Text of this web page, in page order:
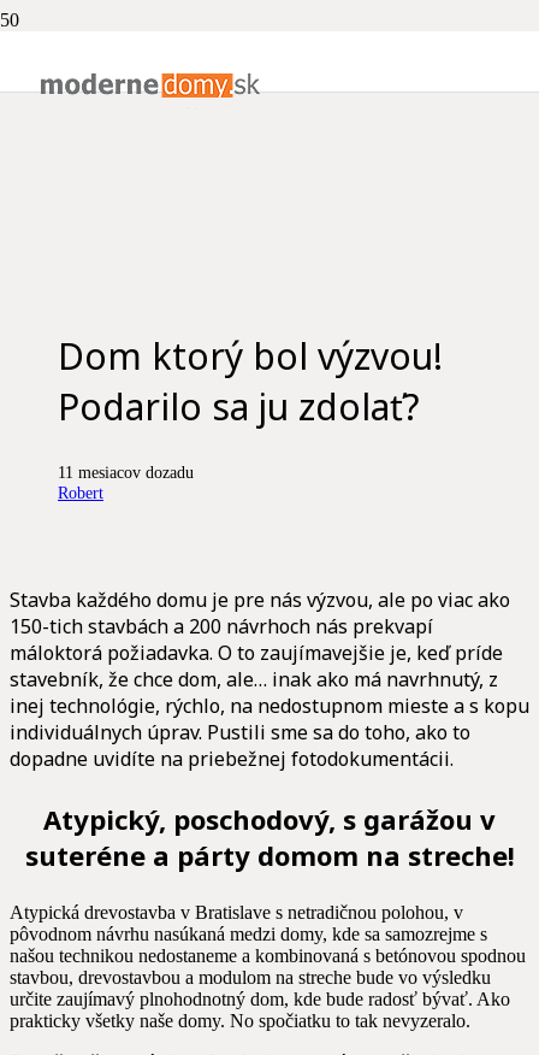
Dom ktorý bol výzvou!
Podarilo sa ju zdolať?
11 mesiacov dozadu
Robert
Stavba každého domu je pre nás výzvou, ale po viac ako
150-tich stavbách a 200 návrhoch nás prekvapí
máloktorá požiadavka. O to zaujímavejšie je, keď príde
stavebník, že chce dom, ale… inak ako má navrhnutý, z
inej technológie, rýchlo, na nedostupnom mieste a s kopu
individuálnych úprav. Pustili sme sa do toho, ako to
dopadne uvidíte na priebežnej fotodokumentácii.
Atypický, poschodový, s garážou v
suteréne a párty domom na streche!
Atypická drevostavba v Bratislave s netradičnou polohou, v
pôvodnom návrhu nasúkaná medzi domy, kde sa samozrejme s
našou technikou nedostaneme a kombinovaná s betónovou spodnou
stavbou, drevostavbou a modulom na streche bude vo výsledku
určite zaujímavý plnohodnotný dom, kde bude radosť bývať. Ako
prakticky všetky naše domy. No spočiatku to tak nevyzeralo.